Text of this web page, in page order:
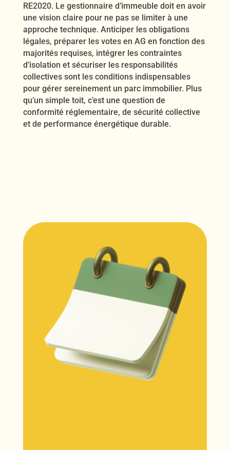
RE2020. Le gestionnaire d’immeuble doit en avoir
une vision claire pour ne pas se limiter à une
approche technique. Anticiper les obligations
légales, préparer les votes en AG en fonction des
majorités requises, intégrer les contraintes
d’isolation et sécuriser les responsabilités
collectives sont les conditions indispensables
pour gérer sereinement un parc immobilier. Plus
qu’un simple toit, c’est une question de
conformité réglementaire, de sécurité collective
et de performance énergétique durable.